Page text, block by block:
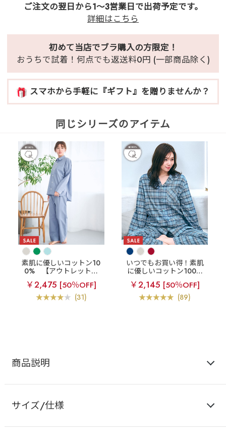
ご注文の翌日から1～3営業日で出荷予定です。
詳細はこちら
初めて当店でブラ購入の方限定！
おうちで試着！何点でも返送料0円 (一部商品除く)
スマホから手軽に『ギフト』を贈りませんか？
同じシリーズのアイテム
素肌に優しいコットン10
0%
【アウトレット】
綿100% シャツパジャマ
長袖 上下セット (男女兼
用サイズ)
￥2,475 [50％OFF]
(31)
いつでもお買い得！素肌
に優しいコットン100%
【アウトレット】綿10
0% ネルシャツ パジャマ
長袖 上下セット (男女兼
用サイズ)
￥2,145 [50％OFF]
(89)
商品説明
サイズ/仕様